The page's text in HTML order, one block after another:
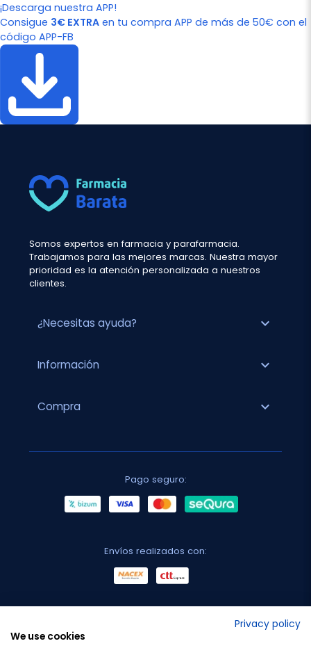
¡Descarga nuestra APP!
Consigue 3€ EXTRA en tu compra APP de más de 50€ con el
código APP-FB
Somos expertos en farmacia y parafarmacia.
Trabajamos para las mejores marcas. Nuestra mayor
prioridad es la atención personalizada a nuestros
clientes.
¿Necesitas ayuda? expand_more
Información expand_more
Compra expand_more
Pago seguro:
Envíos realizados con:
Privacy policy
We use cookies